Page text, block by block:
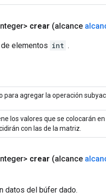
crear (alcance
elementos int .
para agregar la operación
los valores que se colocarán
con las de la matriz.
crear (alcance
datos del búfer dado.